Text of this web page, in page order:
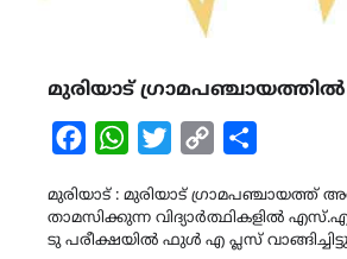
മുരിയാട് ഗ്രാമപഞ്ചായത്തിൽ
FacebookWhatsAppTwitterCopy
മുരിയാട് : മുരിയാട് ഗ്രാമപഞ്ചായത്ത്
താമസിക്കുന്ന വിദ്യാർത്ഥികളിൽ
ടു പരീക്ഷയിൽ ഫുൾ എ പ്ലസ്